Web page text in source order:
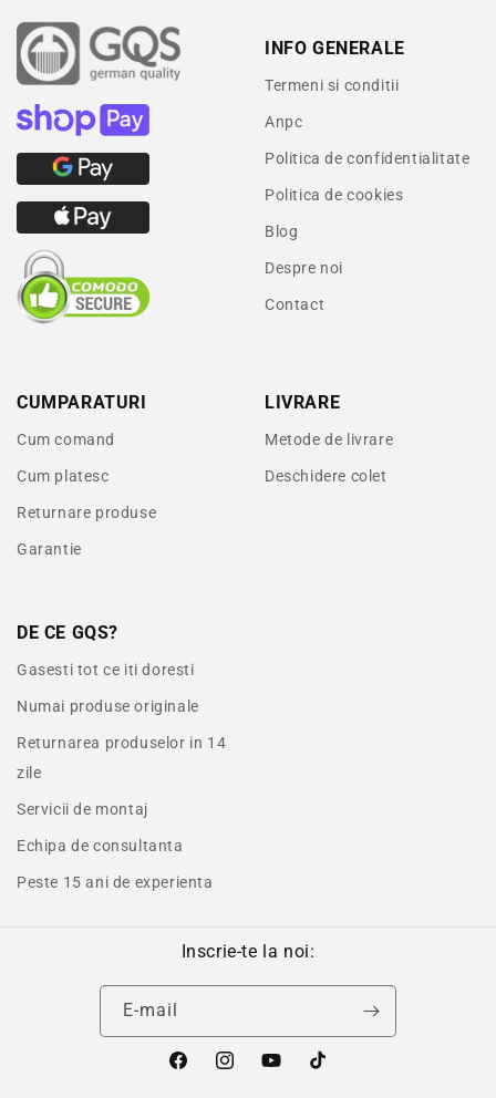
INFO GENERALE
Termeni si conditii
Anpc
Politica de confidentialitate
Politica de cookies
Blog
Despre noi
Contact
CUMPARATURI
Cum comand
Cum platesc
Returnare produse
Garantie
LIVRARE
Metode de livrare
Deschidere colet
DE CE GQS?
Gasesti tot ce iti doresti
Numai produse originale
Returnarea produselor in 14
zile
Servicii de montaj
Echipa de consultanta
Peste 15 ani de experienta
Inscrie-te la noi:
E-mail
FacebookInstagramYouTubeTikTok